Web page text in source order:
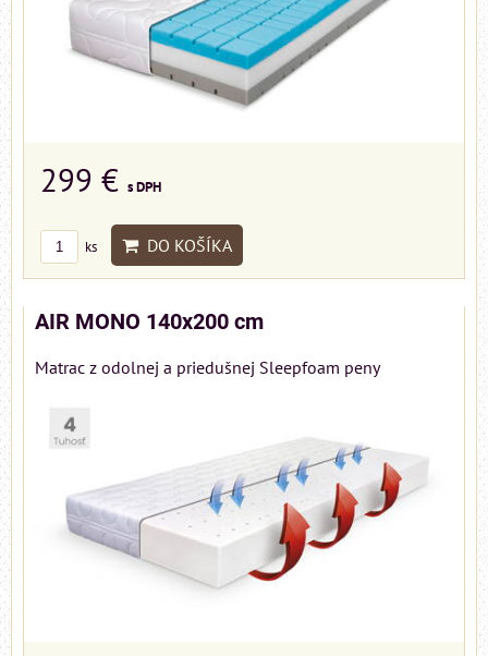
299 € s DPH
ks DO KOŠÍKA
AIR MONO 140x200 cm
Matrac z odolnej a priedušnej Sleepfoam peny